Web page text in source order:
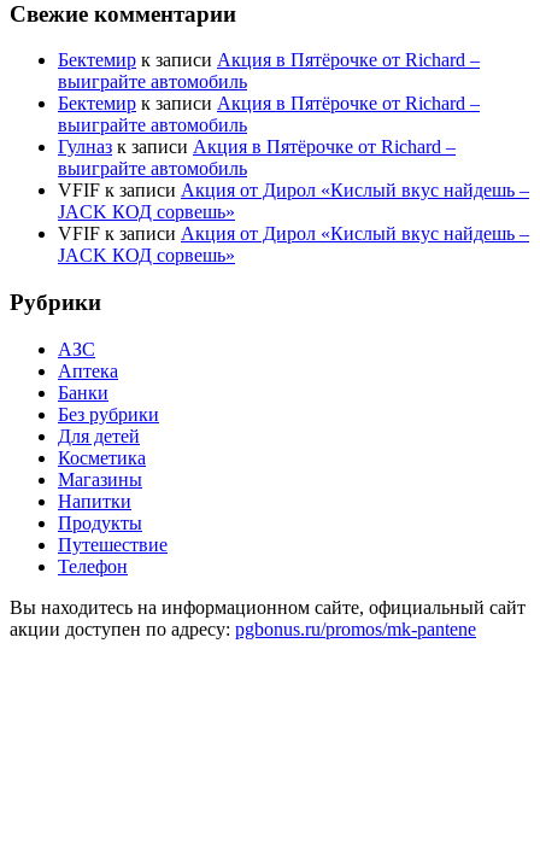
Свежие комментарии
Бектемир к записи Акция в Пятёрочке от Richard –
выиграйте автомобиль
Бектемир к записи Акция в Пятёрочке от Richard –
выиграйте автомобиль
Гулназ к записи Акция в Пятёрочке от Richard –
выиграйте автомобиль
VFIF к записи Акция от Дирол «Кислый вкус найдешь –
JACK КОД сорвешь»
VFIF к записи Акция от Дирол «Кислый вкус найдешь –
JACK КОД сорвешь»
Рубрики
АЗС
Аптека
Банки
Без рубрики
Для детей
Косметика
Магазины
Напитки
Продукты
Путешествие
Телефон
Вы находитесь на информационном сайте, официальный сайт
акции доступен по адресу: pgbonus.ru/promos/mk-pantene